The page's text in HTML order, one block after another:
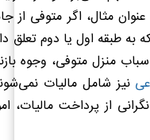
مثال، اگر متوفی از
به طبقه اول یا دوم تعلق
منزل متوفی، وجوه
نیز شامل مالیات
از پرداخت مالیات،